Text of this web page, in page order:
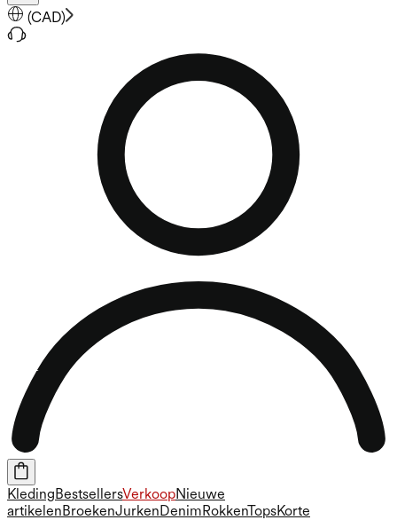
(CAD)
Kleding BestsellersVerkoopNieuwe
artikelen BroekenJurken Denim RokkenTopsKorte